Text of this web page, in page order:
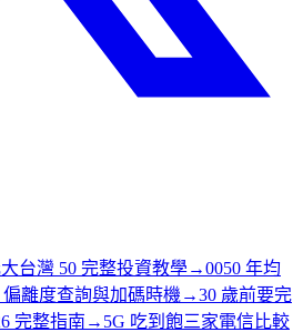
台灣 50 完整投資教學→0050 年均
離度查詢與加碼時機 →30 歲前要完
完整指南 → 5G 吃到飽三家電信比較